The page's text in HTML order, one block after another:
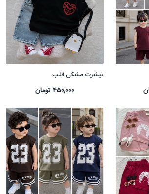
تیشرت مشکی قلب
450,000 تومان